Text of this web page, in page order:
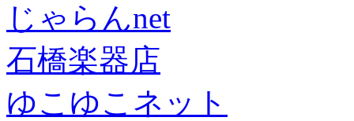
じゃらんnet
石橋楽器店
ゆこゆこネット